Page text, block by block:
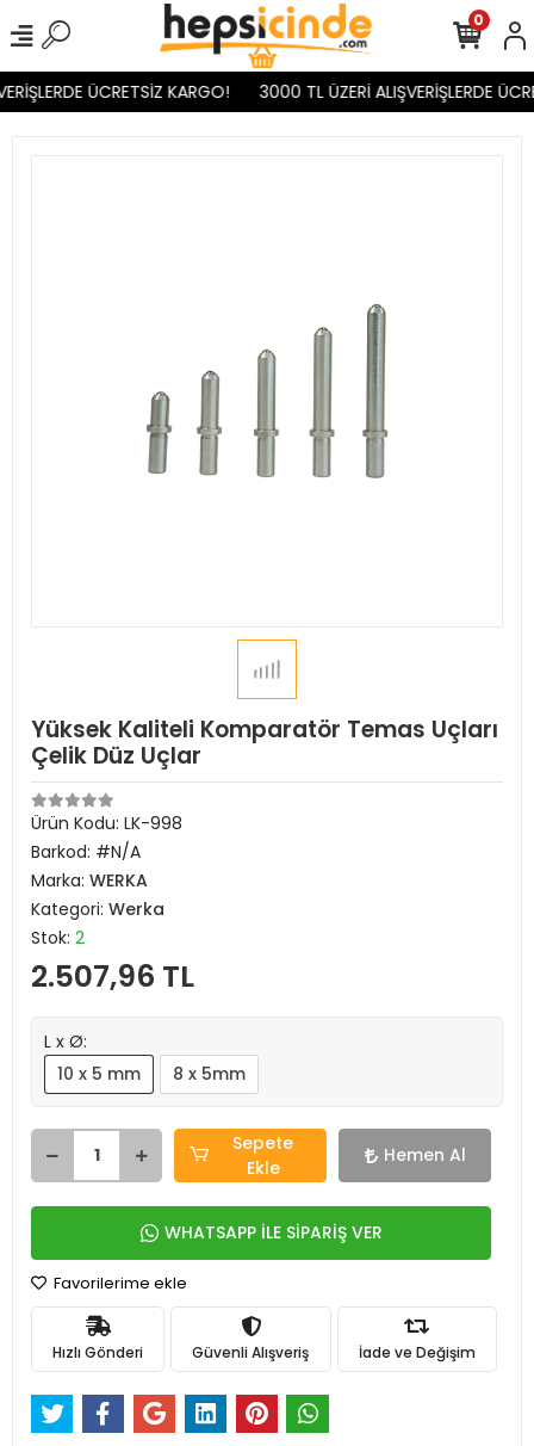
ÜCRETSİZ KARGO! 3000 TL ÜZERİ ALIŞVERİŞLERDE
0
Yüksek Kaliteli Komparatör Temas Uçları
Çelik Düz Uçlar
Ürün Kodu: LK-998
Barkod: #N/A
Marka: WERKA
Kategori: Werka
Stok: 2
2.507,96 TL
L x Ø:
10 x 5 mm
8 x 5mm
Sepete
Ekle
Hemen Al
WHATSAPP İLE SİPARİŞ VER
Favorilerime ekle
Hızlı Gönderi Güvenli Alışveriş İade ve Değişim